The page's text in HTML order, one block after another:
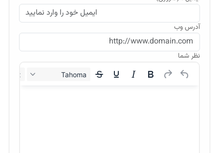
آدرس وب
نظر شما
Tahoma
12px